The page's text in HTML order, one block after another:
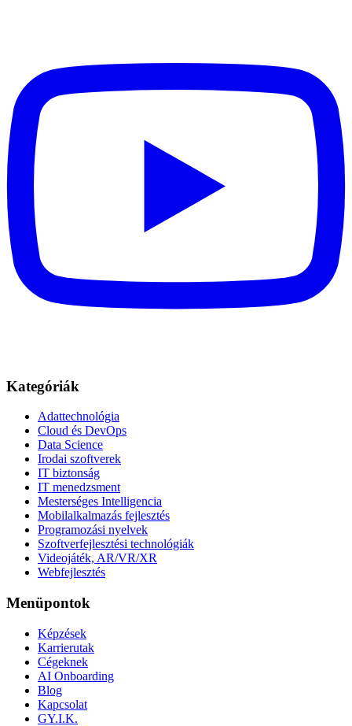
Kategóriák
Adattechnológia
Cloud és DevOps
Data Science
Irodai szoftverek
IT biztonság
IT menedzsment
Mesterséges Intelligencia
Mobilalkalmazás fejlesztés
Programozási nyelvek
Szoftverfejlesztési technológiák
Videojáték, AR/VR/XR
Webfejlesztés
Menüpontok
Képzések
Karrierutak
Cégeknek
AI Onboarding
Blog
Kapcsolat
GY.I.K.